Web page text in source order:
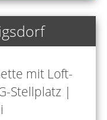
mit Loft-
Stellplatz |